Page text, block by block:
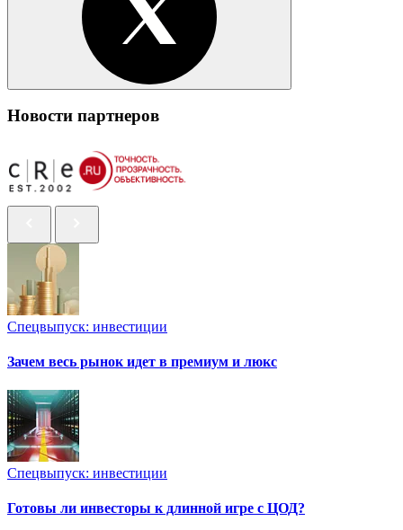
Новости партнеров
Спецвыпуск: инвестиции
Зачем весь рынок идет в премиум и люкс
Спецвыпуск: инвестиции
Готовы ли инвесторы к длинной игре с ЦОД?